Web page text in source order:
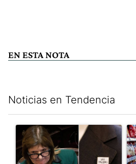
EN ESTA NOTA
Noticias en Tendencia
Un artículo de tendencia con el